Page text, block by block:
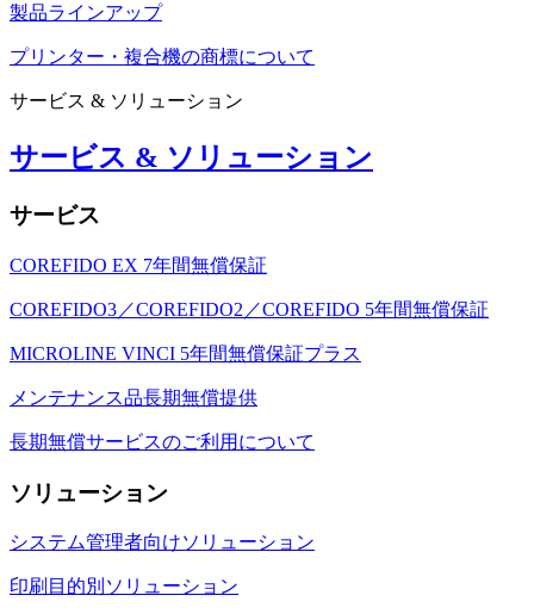
製品ラインアップ
プリンター・複合機の商標について
サービス & ソリューション
サービス & ソリューション
サービス
COREFIDO EX 7年間無償保証
COREFIDO3／COREFIDO2／COREFIDO 5年間無償保証
MICROLINE VINCI 5年間無償保証プラス
メンテナンス品長期無償提供
長期無償サービスのご利用について
ソリューション
システム管理者向けソリューション
印刷目的別ソリューション